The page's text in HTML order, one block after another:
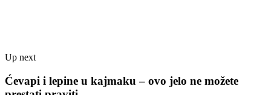
Up next
Ćevapi i lepine u kajmaku – ovo jelo ne možete